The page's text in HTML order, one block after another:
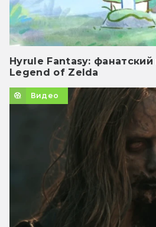
Hyrule Fantasy:
Legend of Zelda
Видео